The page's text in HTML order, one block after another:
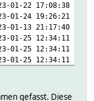
01-22 17:08:38
01-24 19:26:21
01-13 21:17:40
01-25 12:34:11
01-25 12:34:11
01-25 12:34:11
gefasst. Diese